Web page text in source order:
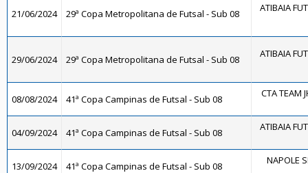
21/06/2024 29ª Copa Metropolitana de Futsal - Sub 08 ATIBAIA
29/06/2024 29ª Copa Metropolitana de Futsal - Sub 08 ATIBAIA
08/08/2024 41ª Copa Campinas de Futsal - Sub 08 CTA TEAM
04/09/2024 41ª Copa Campinas de Futsal - Sub 08 ATIBAIA
13/09/2024 41ª Copa Campinas de Futsal - Sub 08 NAPOLE